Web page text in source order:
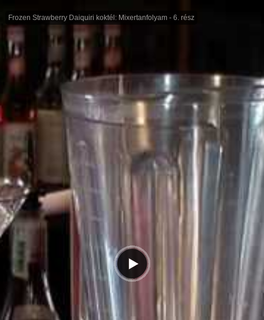
Frozen Strawberry Daiquiri koktél: Mixertanfolyam - 6. rész